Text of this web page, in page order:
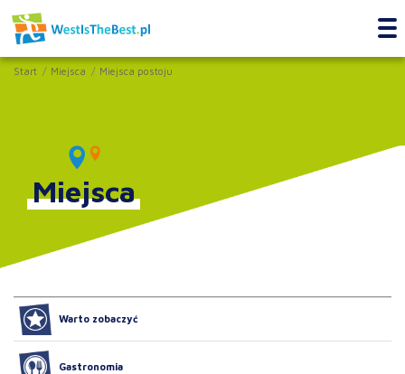
Start Miejsca Miejsca postoju
Miejsca
Warto zobaczyć
Gastronomia